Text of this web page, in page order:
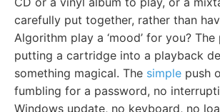
carefully put together, rather than
Algorithm play a ‘mood’ for you?
putting a cartridge into a playback
something magical. The simple push
fumbling for a password, no
Windows update, no keyboard, no